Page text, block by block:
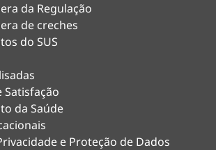
da Regulação
de creches
do SUS
Satisfação
da Saúde
e Proteção de Dados